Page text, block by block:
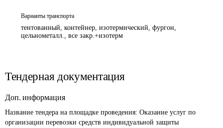
Варианты транспорта
тентованный, контейнер, изотермический, фургон,
цельнометалл., все закр.+изотерм
Тендерная документация
Доп. информация
Название тендера на площадке проведения: Оказание услуг по
организации перевозки средств индивидуальной защиты